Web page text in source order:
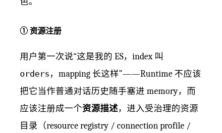
① 资源注册
用户第一次说“这是我的 ES，index 叫
orders ，mapping 长这样”——Runtime 不应该
把它当作普通对话历史随手塞进 memory，而
应该注册成一个资源描述，进入受治理的资源
目录（resource registry / connection profile /